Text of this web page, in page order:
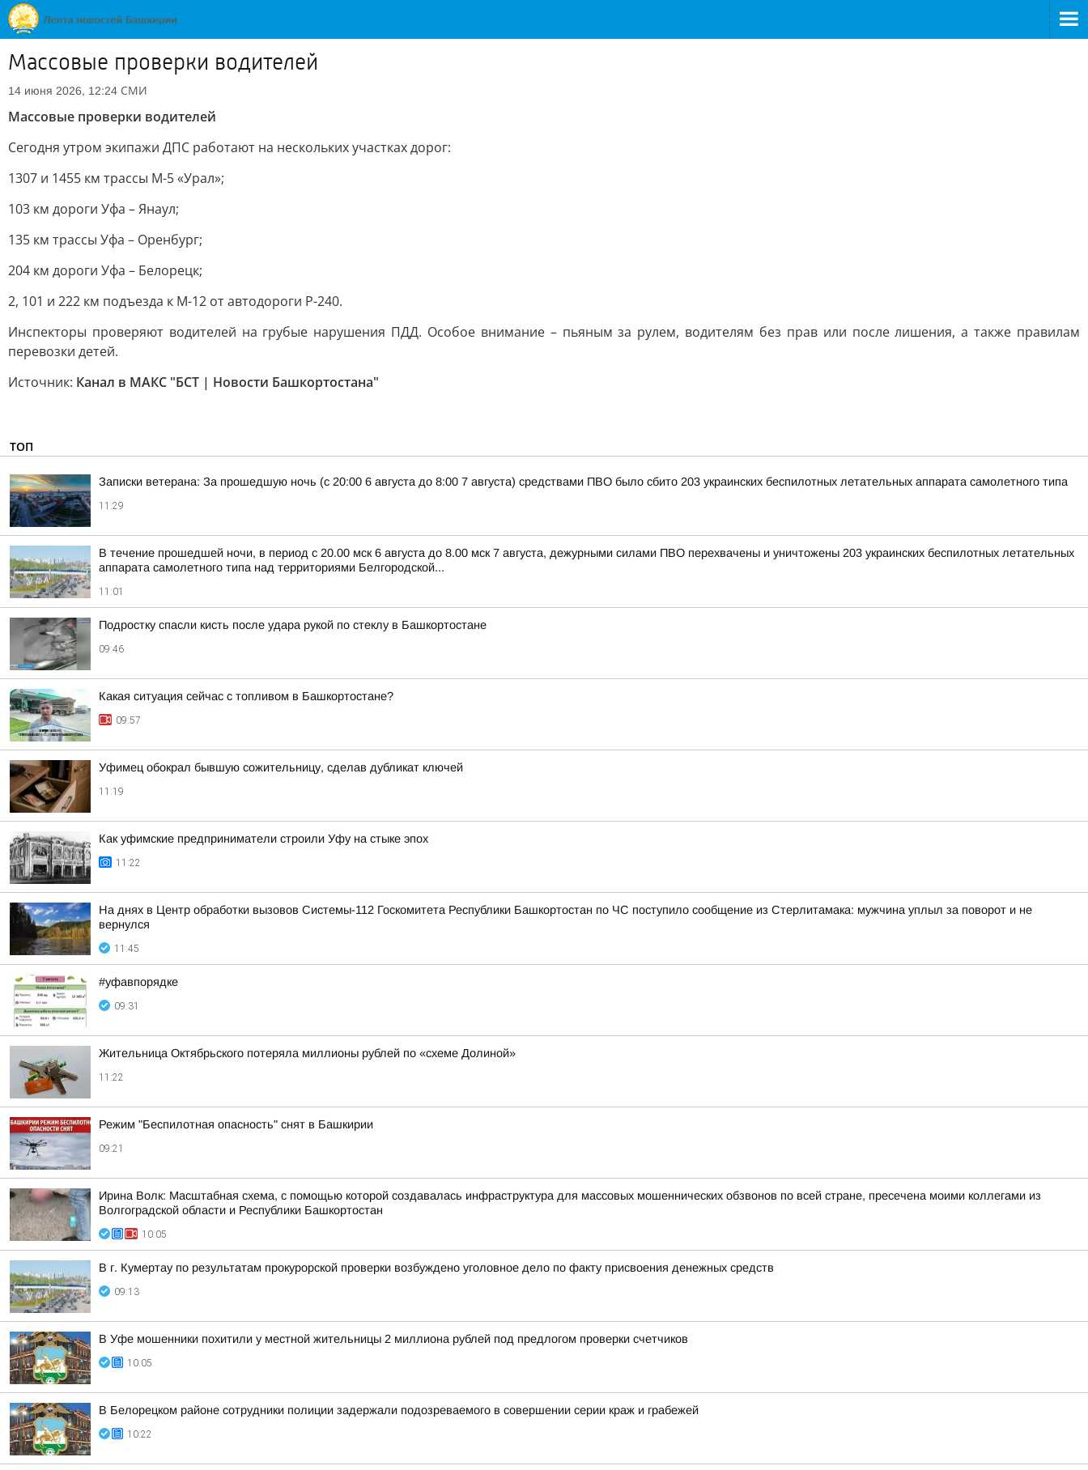
Массовые проверки водителей
14 июня 2026, 12:24 СМИ
Массовые проверки водителей
Сегодня утром экипажи ДПС работают на нескольких участках дорог:
1307 и 1455 км трассы М-5 «Урал»;
103 км дороги Уфа – Янаул;
135 км трассы Уфа – Оренбург;
204 км дороги Уфа – Белорецк;
2, 101 и 222 км подъезда к М-12 от автодороги Р-240.
Инспекторы проверяют водителей на грубые нарушения ПДД. Особое внимание – пьяным за рулем, водителям без прав или после лишения, а также правилам
перевозки детей.
Источник: Канал в МАКС "БСТ | Новости Башкортостана"
ТОП
Записки ветерана: За прошедшую ночь (с 20:00 6 августа до 8:00 7 августа) средствами ПВО было сбито 203 украинских беспилотных летательных аппарата самолетного типа
11:29
В течение прошедшей ночи, в период с 20.00 мск 6 августа до 8.00 мск 7 августа, дежурными силами ПВО перехвачены и уничтожены 203 украинских беспилотных летательных
аппарата самолетного типа над территориями Белгородской...
11:01
Подростку спасли кисть после удара рукой по стеклу в Башкортостане
09:46
Какая ситуация сейчас с топливом в Башкортостане?
09:57
Уфимец обокрал бывшую сожительницу, сделав дубликат ключей
11:19
Как уфимские предприниматели строили Уфу на стыке эпох
11:22
На днях в Центр обработки вызовов Системы-112 Госкомитета Республики Башкортостан по ЧС поступило сообщение из Стерлитамака: мужчина уплыл за поворот и не
вернулся
11:45
#уфавпорядке
09:31
Жительница Октябрьского потеряла миллионы рублей по «схеме Долиной»
11:22
Режим "Беспилотная опасность" снят в Башкирии
09:21
Ирина Волк: Масштабная схема, с помощью которой создавалась инфраструктура для массовых мошеннических обзвонов по всей стране, пресечена моими коллегами из
Волгоградской области и Республики Башкортостан
10:05
В г. Кумертау по результатам прокурорской проверки возбуждено уголовное дело по факту присвоения денежных средств
09:13
В Уфе мошенники похитили у местной жительницы 2 миллиона рублей под предлогом проверки счетчиков
10:05
В Белорецком районе сотрудники полиции задержали подозреваемого в совершении серии краж и грабежей
10:22